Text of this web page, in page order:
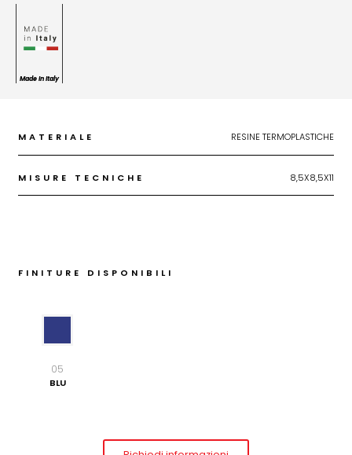
Made In Italy
MATERIALE RESINE TERMOPLASTICHE
MISURE TECNICHE 8,5X8,5X11
FINITURE DISPONIBILI
05
BLU